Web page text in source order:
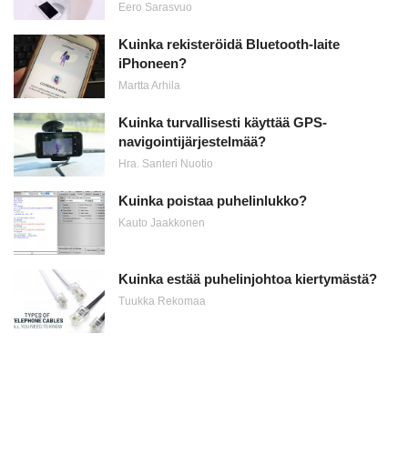
Eero Sarasvuo
Kuinka rekisteröidä Bluetooth-laite
iPhoneen?
Martta Arhila
Kuinka turvallisesti käyttää GPS-
navigointijärjestelmää?
Hra. Santeri Nuotio
Kuinka poistaa puhelinlukko?
Kauto Jaakkonen
Kuinka estää puhelinjohtoa kiertymästä?
Tuukka Rekomaa